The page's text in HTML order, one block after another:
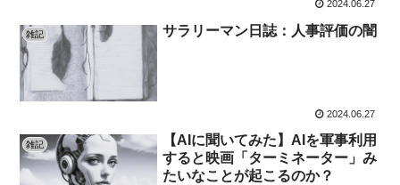
2024.06.27
雑記 サラリーマン日誌：人事評価の闇
2024.06.27
雑記
【AIに聞いてみた】AIを軍事利用
すると映画「ターミネーター」み
たいなことが起こるのか？